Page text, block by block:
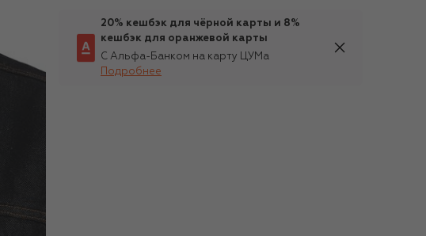
20% кешбэк для чёрной карты и 8%
кешбэк для оранжевой карты
С Альфа-Банком на карту ЦУМа
Подробнее